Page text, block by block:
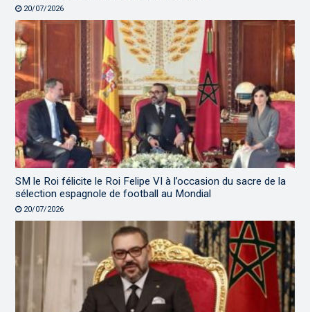
20/07/2026
SM le Roi félicite le Roi Felipe VI à l’occasion du sacre de la
sélection espagnole de football au Mondial
20/07/2026